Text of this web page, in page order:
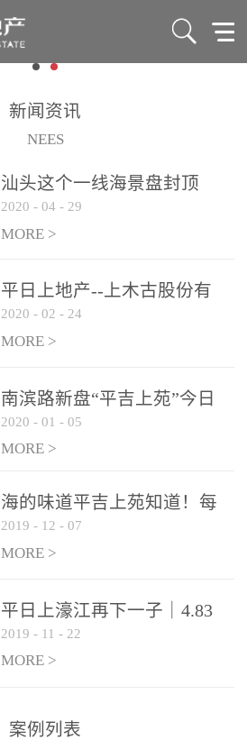
新闻资讯
NEES
汕头这个一线海景盘封顶
了！88-165㎡准现房7字头
起！
2020 - 04 - 29
MORE >
平日上地产--上木古股份有
限公司爱心捐赠活动
2020 - 02 - 24
MORE >
南滨路新盘“平吉上苑”今日
开盘，７字头起价！120套
88-129㎡三房房源推出
2020 - 01 - 05
MORE >
海的味道平吉上苑知道！每
个房间都能看海的样板间开
放了！
2019 - 12 - 07
MORE >
平日上濠江再下一子｜4.83
亿竞得茂洲岩73亩地块！
2019 - 11 - 22
MORE >
案例列表